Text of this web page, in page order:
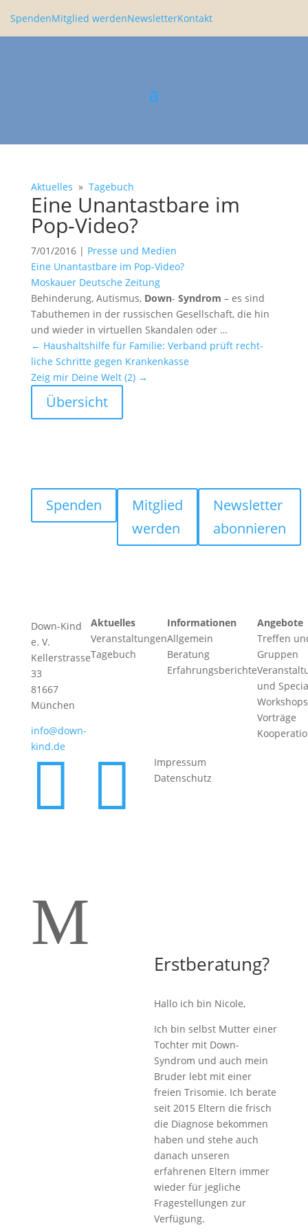
SpendenMitglied werdenNewsletterKontakt
Aktuelles » Tagebuch
Eine Unantast­bare im
Pop-Video?
7/01/2016| Presse und Medien
Eine Unantast­bare im Pop-Video?
Moskauer Deutsche Zeitung
Behin­de­rung, Autismus, Down- Syndrom – es sind
Tabuthemen in der russi­schen Gesell­schaft, die hin
und wieder in virtu­ellen Skandalen oder …
← Haushalts­hilfe für Familie: Verband prüft recht­
liche Schritte gegen Kranken­kasse
Zeig mir Deine Welt (2)→
Übersicht
Spenden
Mitglied
werden
Newsletter
abonnieren
Down-Kind
e. V.
Kellerstrasse
33
81667
München
info@down-
kind.de
Aktuelles
Veranstaltungen
Tagebuch
Informationen
Allgemein
Beratung
Erfahrungsberichte
Angebote
Treffen
Gruppen
und
Vorträge
 
Impressum
Datenschutz
M
Erstberatung?
Hallo ich bin Nicole,
Ich bin selbst Mutter einer
Tochter mit Down-
Syndrom und auch mein
Bruder lebt mit einer
freien Trisomie. Ich berate
seit 2015 Eltern die frisch
die Diagnose bekommen
haben und stehe auch
danach unseren
erfahrenen Eltern immer
wieder für jegliche
Fragestellungen zur
Verfügung.